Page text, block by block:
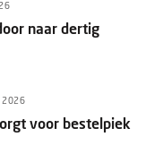
naar dertig
2026
voor bestelpiek